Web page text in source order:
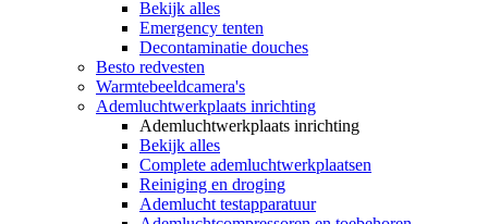
Bekijk alles
Emergency tenten
Decontaminatie douches
Besto redvesten
Warmtebeeldcamera's
Ademluchtwerkplaats inrichting
Ademluchtwerkplaats inrichting
Bekijk alles
Complete ademluchtwerkplaatsen
Reiniging en droging
Ademlucht testapparatuur